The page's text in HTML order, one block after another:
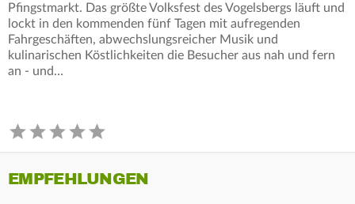
Pfingstmarkt. Das größte Volksfest des Vogelsbergs läuft und
lockt in den kommenden fünf Tagen mit aufregenden
Fahrgeschäften, abwechslungsreicher Musik und
kulinarischen Köstlichkeiten die Besucher aus nah und fern
an - und…
EMPFEHLUNGEN